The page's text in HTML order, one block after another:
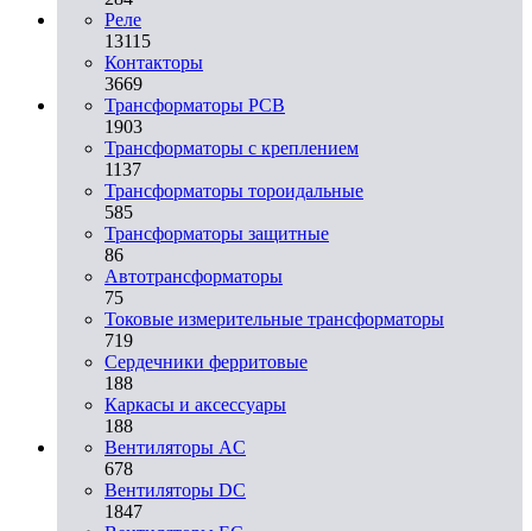
Реле
13115
Контакторы
3669
Трансформаторы PCB
1903
Трансформаторы с креплением
1137
Трансформаторы тороидальные
585
Трансформаторы защитные
86
Автотрансформаторы
75
Токовые измерительные трансформаторы
719
Сердечники ферритовые
188
Каркасы и аксессуары
188
Вентиляторы AC
678
Вентиляторы DC
1847